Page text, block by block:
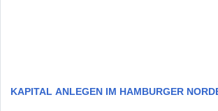
KAPITAL ANLEGEN IM HAMBURGER